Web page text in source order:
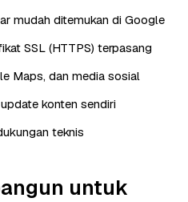
mudah ditemukan di Google
SSL (HTTPS) terpasang
Maps, dan media sosial
konten sendiri
teknis
untuk